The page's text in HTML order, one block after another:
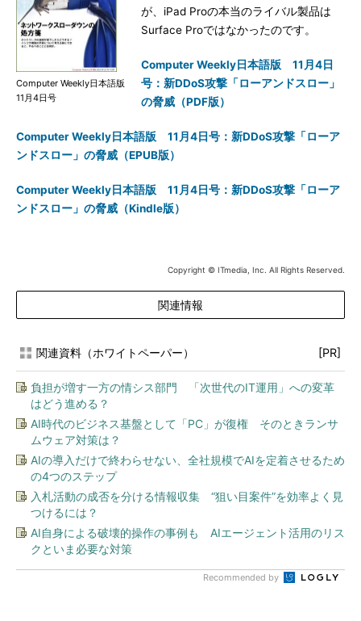
Computer Weekly日本語版
11月4日号
が、iPad Proの本当のライバル製品は
Surface Proではなかったのです。
Computer Weekly日本語版 11月4日
号：新DDoS攻撃「ローアンドスロー」
の脅威（PDF版）
Computer Weekly日本語版 11月4日号：新DDoS攻撃「ローア
ンドスロー」の脅威（EPUB版）
Computer Weekly日本語版 11月4日号：新DDoS攻撃「ローア
ンドスロー」の脅威（Kindle版）
Copyright © ITmedia, Inc. All Rights Reserved.
関連情報
関連資料（ホワイトペーパー） [PR]
負担が増す一方の情シス部門 「次世代のIT運用」への変革
はどう進める？
AI時代のビジネス基盤として「PC」が復権 そのときランサ
ムウェア対策は？
AIの導入だけで終わらせない、全社規模でAIを定着させるため
の4つのステップ
入札活動の成否を分ける情報収集 “狙い目案件”を効率よく見
つけるには？
AI自身による破壊的操作の事例も AIエージェント活用のリス
クといま必要な対策
Recommended by